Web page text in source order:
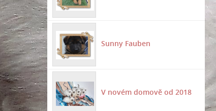
Sunny Fauben
V novém domově od 2018